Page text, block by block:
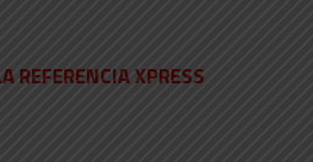
REFERENCIA XPRESS